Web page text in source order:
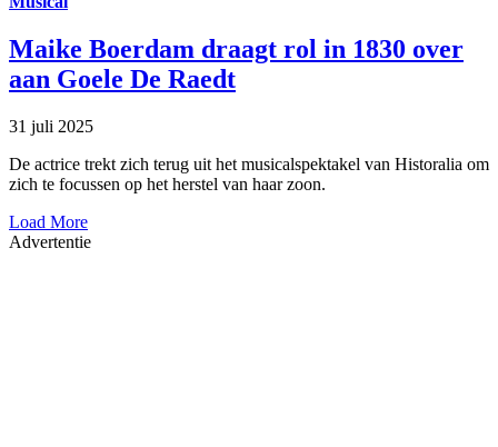
Maike Boerdam draagt rol in 1830 over
aan Goele De Raedt
31 juli 2025
De actrice trekt zich terug uit het musicalspektakel van Historalia om
zich te focussen op het herstel van haar zoon.
Load More
Advertentie